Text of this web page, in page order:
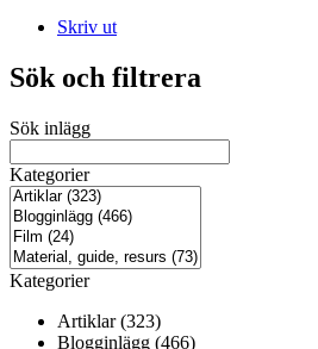
Skriv ut
Sök och filtrera
Sök inlägg
Kategorier
Kategorier
Artiklar (323)
Blogginlägg (466)